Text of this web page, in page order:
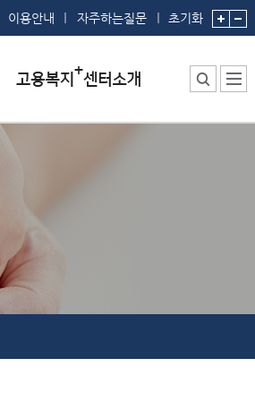
이용안내 자주하는질문 초기화
부서 및 직원소개
시설안내
찾아오시는 길